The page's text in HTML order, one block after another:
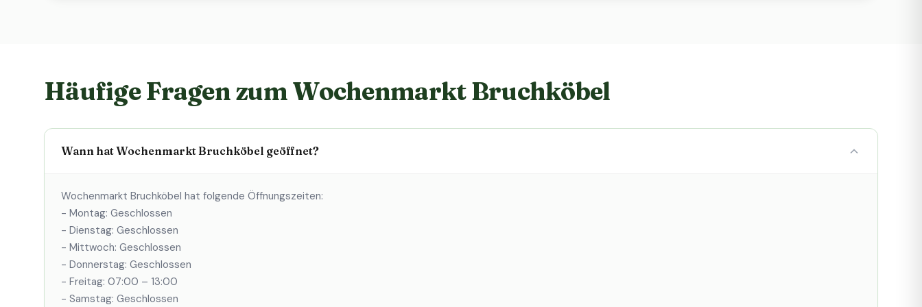
Häufige Fragen zum Wochenmarkt Bruchköbel
Wann hat Wochenmarkt Bruchköbel geöffnet?
Wochenmarkt Bruchköbel hat folgende Öffnungszeiten:
- Montag: Geschlossen
- Dienstag: Geschlossen
- Mittwoch: Geschlossen
- Donnerstag: Geschlossen
- Freitag: 07:00 – 13:00
- Samstag: Geschlossen